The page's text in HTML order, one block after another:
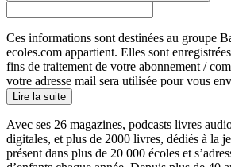
Ces informations sont destinées au groupe
ecoles.com appartient. Elles sont
fins de traitement de votre abonnement /
votre adresse mail sera utilisée pour vous
Lire la suite
Avec ses 26 magazines, podcasts livres
digitales, et plus de 2000 livres, dédiés à la
présent dans plus de 20 000 écoles et